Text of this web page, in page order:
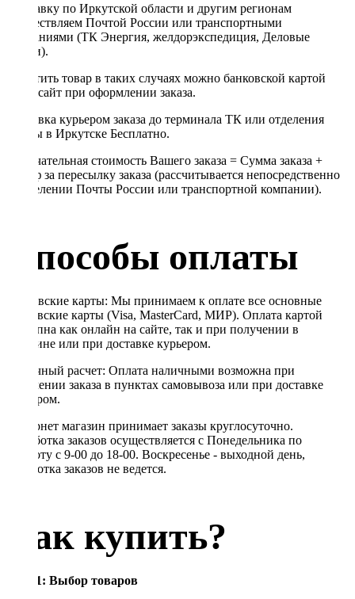
Отправку по Иркутской области и другим регионам
осуществляем Почтой России или транспортными
компаниями (ТК Энергия, желдорэкспедиция, Деловые
линии).
Оплатить товар в таких случаях можно банковской картой
через сайт при оформлении заказа.
Доставка курьером заказа до терминала ТК или отделения
Почты в Иркутске Бесплатно.
Окончательная стоимость Вашего заказа = Сумма заказа +
Тариф за пересылку заказа (рассчитывается непосредственно
в отделении Почты России или транспортной компании).
Способы оплаты
Банковские карты: Мы принимаем к оплате все основные
банковские карты (Visa, MasterCard, МИР). Оплата картой
доступна как онлайн на сайте, так и при получении в
магазине или при доставке курьером.
Наличный расчет: Оплата наличными возможна при
получении заказа в пунктах самовывоза или при доставке
курьером.
Интернет магазин принимает заказы круглосуточно.
Обработка заказов осуществляется с Понедельника по
Субботу с 9-00 до 18-00. Воскресенье - выходной день,
обработка заказов не ведется.
Как купить?
Шаг 1: Выбор товаров